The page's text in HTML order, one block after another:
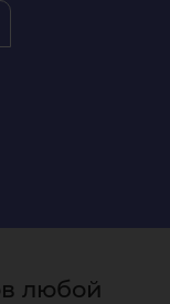
любой